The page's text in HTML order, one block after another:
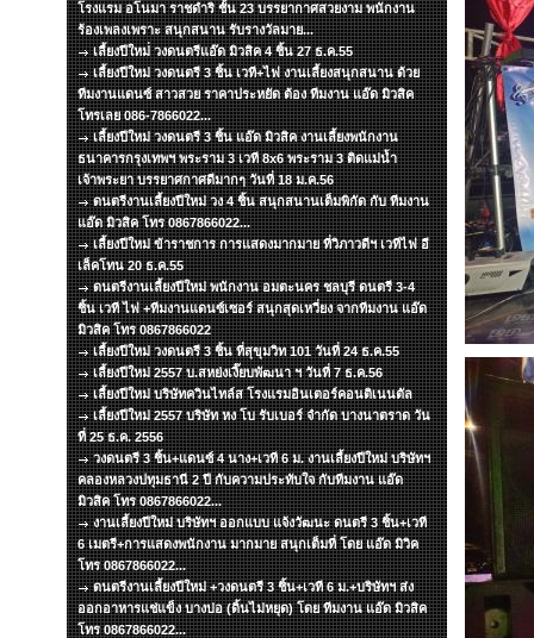
โรงแรม อโนมา ราชดำริ ชั้น 23 บรรยากาศสวยงาม พนักงาน
ร้องเพลงเพราะ สนุกสนาน รับรางวัลมาย...
เลี้ยงปีใหม่่ วงดนตรีแอ๊ด มิวสิค 4 ชิ้น 27 ธ.ค.55
เลี้ยงปีใหม่ วงดนตรี 3 ชิ้น เวที+ไฟ งานเลี้ยงสนุกสนาน ด้วย
ทีมงานแดนซ์ สาวสวย ราคาประหยัด ต้อง ทีมงาน แอ๊ด มิวสิค
โทรเลย 086-7866022...
เลี้ยงปีใหม่ วงดนตรี 3 ชิ้น แอ๊ด มิวสิค งานเลี้ยงพนักงาน
ธนาคารกรุงเทพฯ พระราม 3 เวที 8x6 พระราม 3 ติดแม่น้ำ
เจ้าพระยา บรรยาศกาศดีมากๆ วันที่ 18 ม.ค.56
ดนตรีงานเลี้ยงปีใหม่ วง 4 ชิ้น สนุกสนานเต็มพิกัด กับ ทีมงาน
แอ๊ด มิวสิค โทร 0867866022...
เลี้ยงปีใหม่ ข้าราชการ การแสดงมากมาย ที่วิภาวดีฯ เวทีไฟ อี
เล็คโทน 20 ธ.ค.55
ดนตรีงานเลี้ยงปีใหม่ พนักงาน อมตะนคร ชลบุรี ดนตรี 3-4
ชิ้น เวที ไฟ +ทีมงานแดนซ์เซอร์ สนุกสุดเหวี่ยง จากทีมงาน แอ๊ด
มิวสิค โทร 0867866022
เลี้ยงปีใหม่ วงดนตรี 3 ชิ้น ที่สุขุมวิท 101 วันที่ 24 ธ.ค.55
เลี้ยงปีใหม่ 2557 บ.สหย่งเงี๊ยบพัฒนา ฯ วันที่ 7 ธ.ค.56
เลี้ยงปีใหม่ บริษัทควินไทล์ส โรงแรมอินเตอร์คอนติเนนตัล
เลี้ยงปีใหม่ 2557 บริษัท หง โบ รับเบอร์ จำกัด บางนาตราด วัน
ที่ 25 ธ.ค. 2556
วงดนตรี 3 ชิ้น+แดนซ์ 4 นาง+เวที 6 ม. งานเลี้ยงปีใหม่ บริษัทฯ
คลองหลวงปทุมธานี 2 ปี กับความประทับใจ กับทีมงาน แอ๊ด
มิวสิค โทร 0867866022...
งานเลี้ยงปีใหม่ บริษัทฯ ออกแบบ แจ้งวัฒนะ ดนตรี 3 ชิ้น+เวที
6 เมตรี+การแสดงพนักงาน มากมาย สนุกเต็มที่ โดย แอ๊ด มิวิค
โทร 0867866022...
ดนตรีงานเลี้ยงปีใหม่ +วงดนตรี 3 ชิ้น+เวที 6 ม.+บริษัทฯ ส่ง
ออกอาหารแช่แข็ง บางบ่อ (ดิ้นไม่หยุด) โดย ทีมงาน แอ๊ด มิวสิค
โทร 0867866022...